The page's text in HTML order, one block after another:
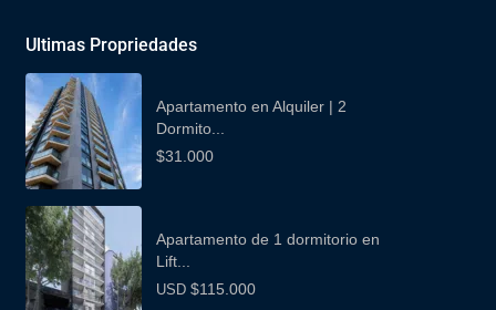
Ultimas Propriedades
Apartamento en Alquiler | 2
Dormito...
$31.000
Apartamento de 1 dormitorio en
Lift...
USD$115.000